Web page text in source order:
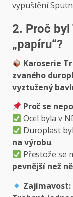
vypuštění
2. Proč byl
„papíru“?
Karoserie
zvaného
vyztužený
Proč se
Ocel byla v
Duroplast byl
na výrobu.
Přestože se
pevnější než
Zajímavost: